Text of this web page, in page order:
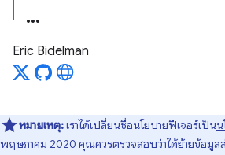
Eric Bidelman
หมายเหตุ:เราได้เปลี่ยนชื่อนโยบายฟีเจอร์เป็น
พฤษภาคม 2020 คุณควรตรวจสอบว่าได้ย้ายข้อมูล